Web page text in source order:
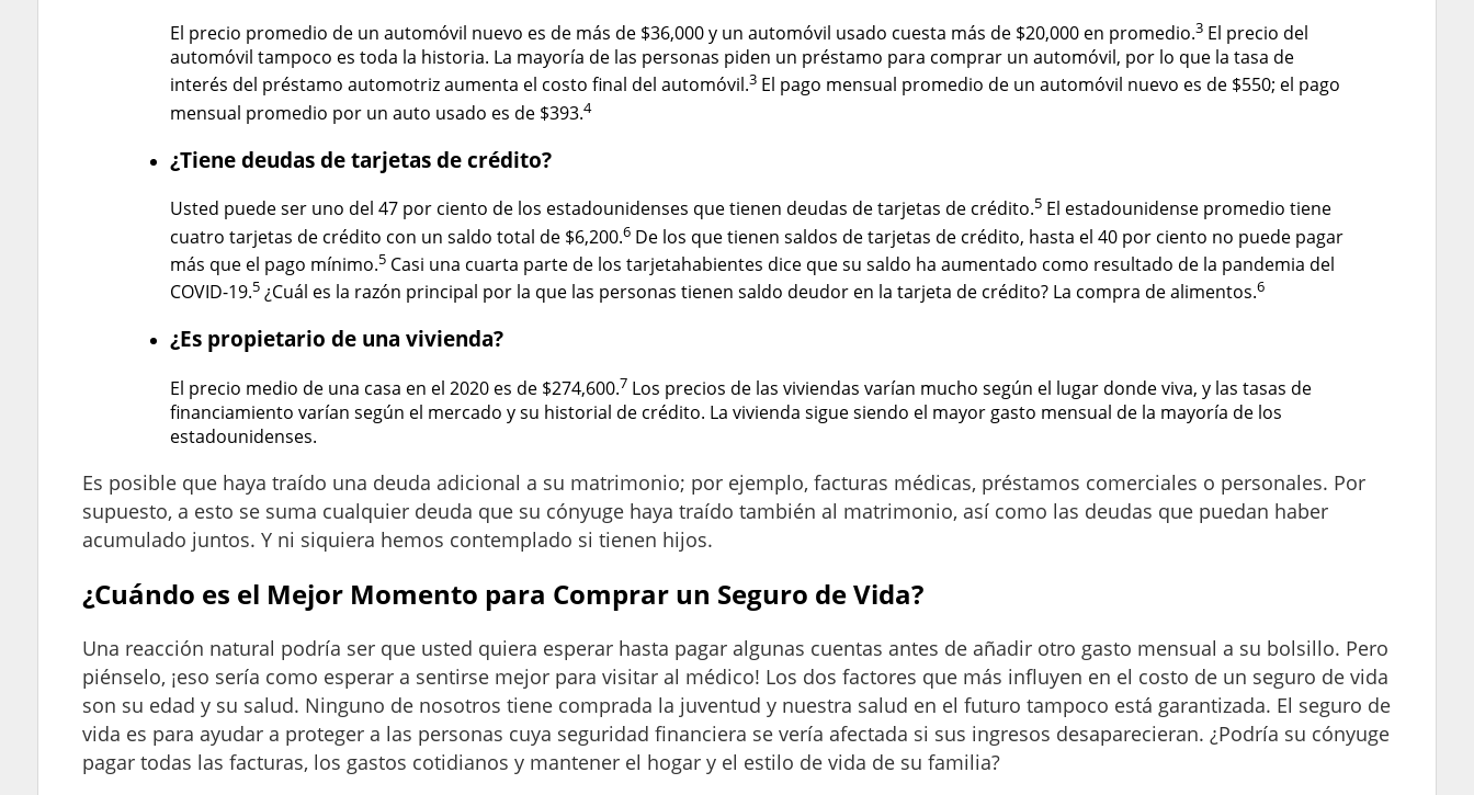
El precio promedio de un automóvil nuevo es de más de $36,000 y un automóvil usado cuesta más de $20,000 en promedio.3 El precio del
automóvil tampoco es toda la historia. La mayoría de las personas piden un préstamo para comprar un automóvil, por lo que la tasa de
interés del préstamo automotriz aumenta el costo final del automóvil.3 El pago mensual promedio de un automóvil nuevo es de $550; el pago
mensual promedio por un auto usado es de $393.4
¿Tiene deudas de tarjetas de crédito?
Usted puede ser uno del 47 por ciento de los estadounidenses que tienen deudas de tarjetas de crédito.5 El estadounidense promedio tiene
cuatro tarjetas de crédito con un saldo total de $6,200.6 De los que tienen saldos de tarjetas de crédito, hasta el 40 por ciento no puede pagar
más que el pago mínimo.5 Casi una cuarta parte de los tarjetahabientes dice que su saldo ha aumentado como resultado de la pandemia del
COVID-19.5 ¿Cuál es la razón principal por la que las personas tienen saldo deudor en la tarjeta de crédito? La compra de alimentos.6
¿Es propietario de una vivienda?
El precio medio de una casa en el 2020 es de $274,600.7 Los precios de las viviendas varían mucho según el lugar donde viva, y las tasas de
financiamiento varían según el mercado y su historial de crédito. La vivienda sigue siendo el mayor gasto mensual de la mayoría de los
estadounidenses.
Es posible que haya traído una deuda adicional a su matrimonio; por ejemplo, facturas médicas, préstamos comerciales o personales. Por
supuesto, a esto se suma cualquier deuda que su cónyuge haya traído también al matrimonio, así como las deudas que puedan haber
acumulado juntos. Y ni siquiera hemos contemplado si tienen hijos.
¿Cuándo es el Mejor Momento para Comprar un Seguro de Vida?
Una reacción natural podría ser que usted quiera esperar hasta pagar algunas cuentas antes de añadir otro gasto mensual a su bolsillo. Pero
piénselo, ¡eso sería como esperar a sentirse mejor para visitar al médico! Los dos factores que más influyen en el costo de un seguro de vida
son su edad y su salud. Ninguno de nosotros tiene comprada la juventud y nuestra salud en el futuro tampoco está garantizada. El seguro de
vida es para ayudar a proteger a las personas cuya seguridad financiera se vería afectada si sus ingresos desaparecieran. ¿Podría su cónyuge
pagar todas las facturas, los gastos cotidianos y mantener el hogar y el estilo de vida de su familia?